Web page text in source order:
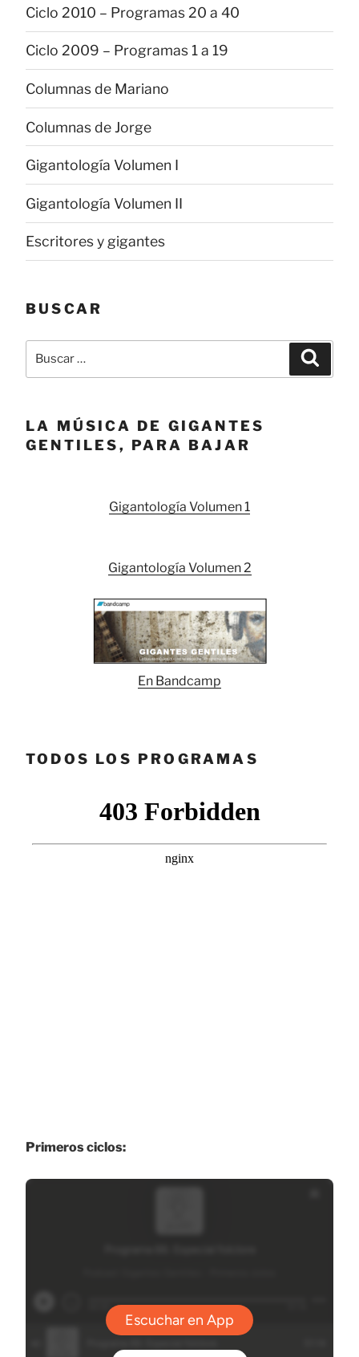
Ciclo 2010 – Programas 20 a 40
Ciclo 2009 – Programas 1 a 19
Columnas de Mariano
Columnas de Jorge
Gigantología Volumen I
Gigantología Volumen II
Escritores y gigantes
BUSCAR
Buscar
LA MÚSICA DE GIGANTES
GENTILES, PARA BAJAR
Gigantología Volumen 1
Gigantología Volumen 2
En Bandcamp
TODOS LOS PROGRAMAS
Primeros ciclos: